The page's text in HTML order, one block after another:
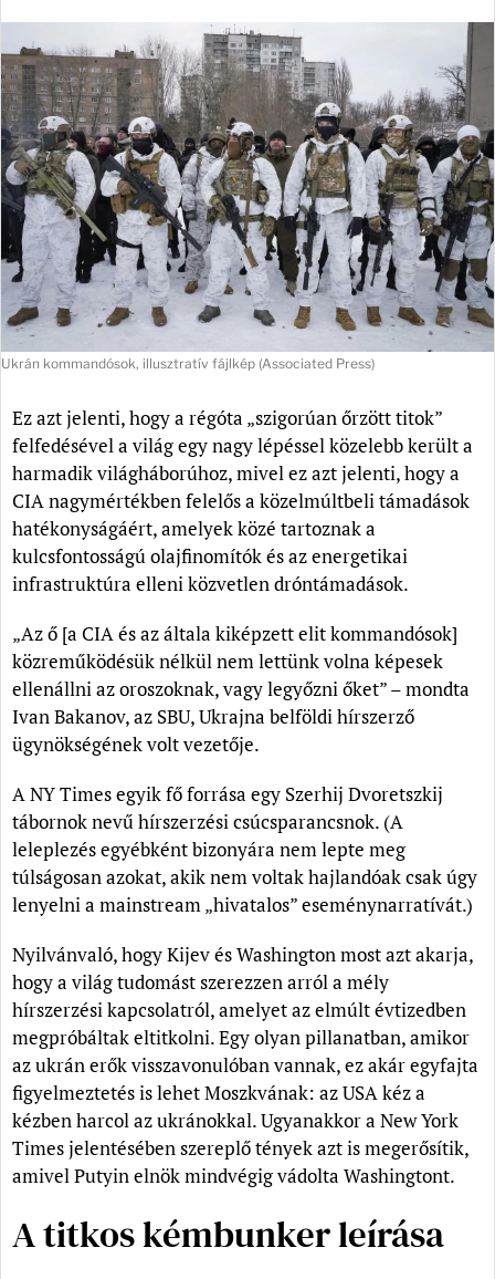
Ukrán kommandósok, illusztratív fájlkép (Associated Press)
Ez azt jelenti, hogy a régóta „szigorúan őrzött titok”
felfedésével a világ egy nagy lépéssel közelebb került a
harmadik világháborúhoz, mivel ez azt jelenti, hogy a
CIA nagymértékben felelős a közelmúltbeli támadások
hatékonyságáért, amelyek közé tartoznak a
kulcsfontosságú olajfinomítók és az energetikai
infrastruktúra elleni közvetlen dróntámadások.
„Az ő [a CIA és az általa kiképzett elit kommandósok]
közreműködésük nélkül nem lettünk volna képesek
ellenállni az oroszoknak, vagy legyőzni őket” – mondta
Ivan Bakanov, az SBU, Ukrajna belföldi hírszerző
ügynökségének volt vezetője.
A NY Times egyik fő forrása egy Szerhij Dvoretszkij
tábornok nevű hírszerzési csúcsparancsnok. (A
leleplezés egyébként bizonyára nem lepte meg
túlságosan azokat, akik nem voltak hajlandóak csak úgy
lenyelni a mainstream „hivatalos” eseménynarratívát.)
Nyilvánvaló, hogy Kijev és Washington most azt akarja,
hogy a világ tudomást szerezzen arról a mély
hírszerzési kapcsolatról, amelyet az elmúlt évtizedben
megpróbáltak eltitkolni. Egy olyan pillanatban, amikor
az ukrán erők visszavonulóban vannak, ez akár egyfajta
figyelmeztetés is lehet Moszkvának: az USA kéz a
kézben harcol az ukránokkal. Ugyanakkor a New York
Times jelentésében szereplő tények azt is megerősítik,
amivel Putyin elnök mindvégig vádolta Washingtont.
A titkos kémbunker leírása